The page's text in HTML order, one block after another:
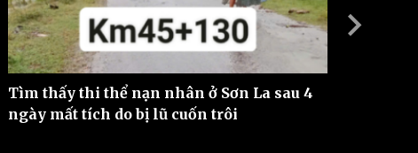
Tìm thấy thi thể nạn nhân ở Sơn La sau 4
ngày mất tích do bị lũ cuốn trôi